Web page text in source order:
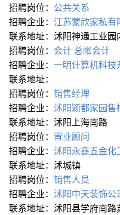
招聘岗位： 公共关系
招聘企业： 江苏蒙欣家私有
联系地址：沭阳神通工业园
招聘岗位： 会计 总帐会计
招聘企业： 一明计算机科技
联系地址：
招聘岗位： 销售经理
招聘企业： 沭阳颖都家园售
联系地址：沭阳上海南路
招聘岗位： 置业顾问
招聘企业： 沭阳永鑫五金化
联系地址：沭城镇
招聘岗位： 销售人员
招聘企业： 沭阳中天装饰公
联系地址：沭阳县学府南路